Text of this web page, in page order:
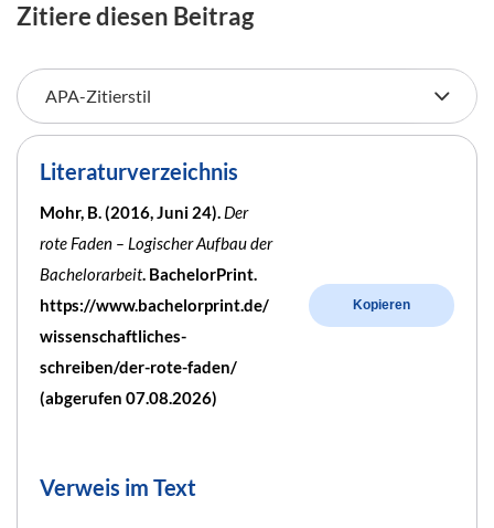
Zitiere diesen Beitrag
Literaturverzeichnis
Mohr, B. (2016, Juni 24). Der
rote Faden – Logischer Aufbau der
Bachelorarbeit. BachelorPrint.
https://www.bachelorprint.de/
wissenschaftliches-
schreiben/der-rote-faden/
(abgerufen 07.08.2026)
Kopieren
Verweis im Text